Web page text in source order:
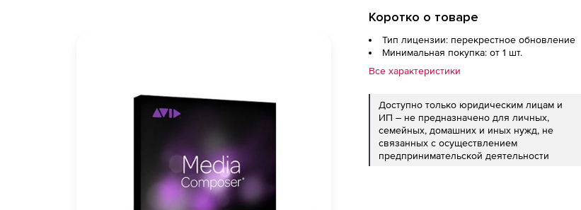
Коротко о товаре
Тип лицензии: перекрестное обновление
Минимальная покупка: от 1 шт.
Все характеристики
Доступно только юридическим лицам и
ИП – не предназначено для личных,
семейных, домашних и иных нужд, не
связанных с осуществлением
предпринимательской деятельности